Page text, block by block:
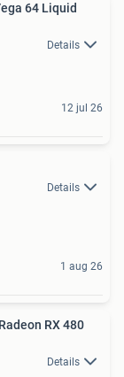
64 Liquid
Details
12 jul 26
Details
1 aug 26
RX 480
Details